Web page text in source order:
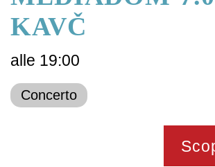
KAVČ
alle 19:00
Concerto